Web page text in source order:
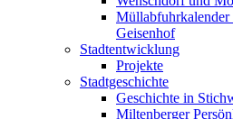
Müllabfuhrkalender
Geisenhof
Stadtentwicklung
Projekte
Stadtgeschichte
Geschichte in
Miltenberger